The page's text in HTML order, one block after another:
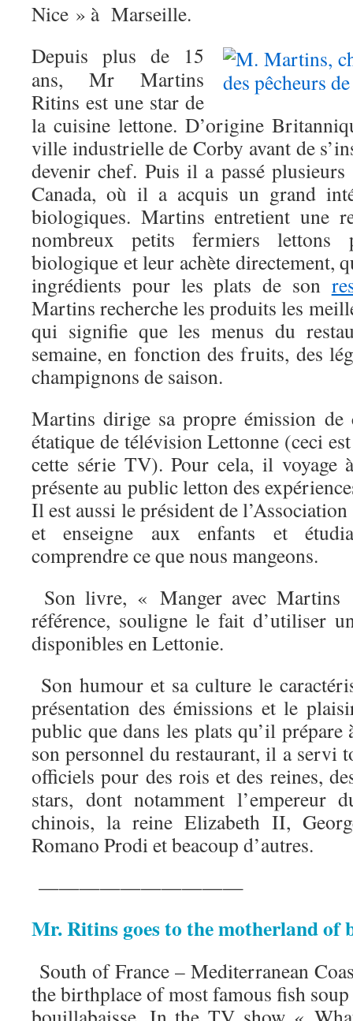
Nice » à Marseille.
Depuis plus de 15
ans, Mr Martins
Ritins est une star de
la cuisine lettone. D’origine
ville industrielle de Corby avant de
devenir chef. Puis il a passé
Canada, où il a acquis un grand
biologiques. Martins entretient une
nombreux petits fermiers lettons
biologique et leur achète directement,
ingrédients pour les plats de son
Martins recherche les produits les
qui signifie que les menus du
semaine, en fonction des fruits, des
champignons de saison.
Martins dirige sa propre émission de
étatique de télévision Lettonne (ceci
cette série TV). Pour cela, il
présente au public letton des
Il est aussi le président de
et enseigne aux enfants et
comprendre ce que nous mangeons.
Son livre, « Manger avec
référence, souligne le fait d’utiliser
disponibles en Lettonie.
Son humour et sa culture le
présentation des émissions et le
public que dans les plats qu’il
son personnel du restaurant, il a servi
officiels pour des rois et des reines,
stars, dont notamment l’empereur
chinois, la reine Elizabeth II,
Romano Prodi et beacoup d’autres.
——————————
Mr. Ritins goes to the motherland of
South of France – Mediterranean
the birthplace of most famous fish